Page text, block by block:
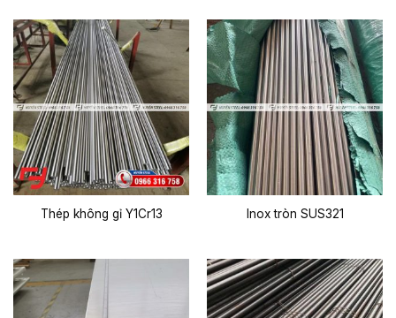
Thép không gỉ Y1Cr13 Inox tròn SUS321